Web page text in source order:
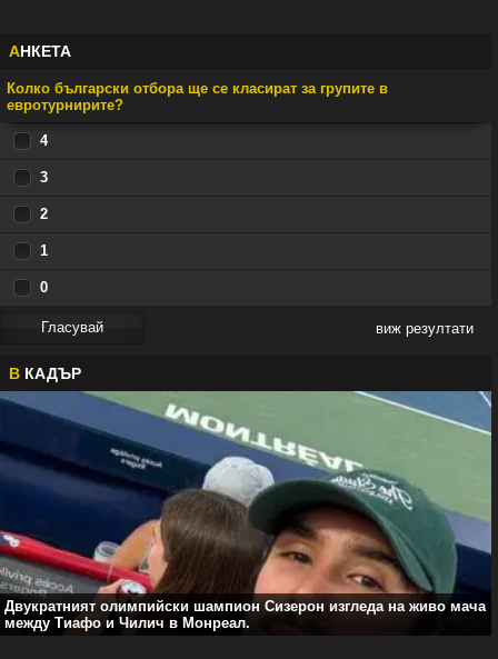
АНКЕТА
Колко български отбора ще се класират за групите в
евротурнирите?
4
3
2
1
0
виж резултати
В КАДЪР
Двукратният олимпийски шампион Сизерон изгледа на живо мача
между Тиафо и Чилич в Монреал.